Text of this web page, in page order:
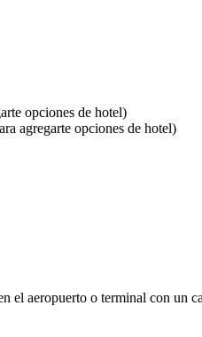
opciones de hotel)
agregarte opciones de hotel)
el aeropuerto o terminal con un